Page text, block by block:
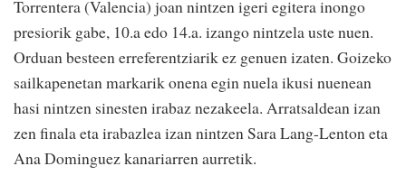
Torrentera (Valencia) joan nintzen igeri egitera inongo
presiorik gabe, 10.a edo 14.a. izango nintzela uste nuen.
Orduan besteen erreferentziarik ez genuen izaten. Goizeko
sailkapenetan markarik onena egin nuela ikusi nuenean
hasi nintzen sinesten irabaz nezakeela. Arratsaldean izan
zen finala eta irabazlea izan nintzen Sara Lang-Lenton eta
Ana Dominguez kanariarren aurretik.